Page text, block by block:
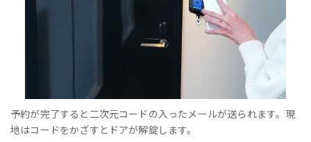
予約が完了すると二次元コードの入ったメールが送られます。現
地はコードをかざすとドアが解錠します。